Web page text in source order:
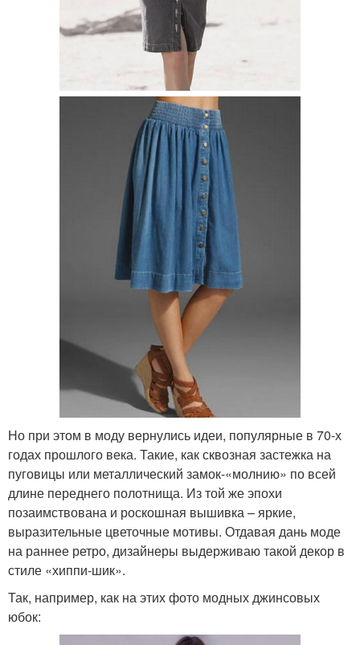
Но при этом в моду вернулись идеи, популярные в 70-х
годах прошлого века. Такие, как сквозная застежка на
пуговицы или металлический замок-«молнию» по всей
длине переднего полотнища. Из той же эпохи
позаимствована и роскошная вышивка – яркие,
выразительные цветочные мотивы. Отдавая дань моде
на раннее ретро, дизайнеры выдерживаю такой декор в
стиле «хиппи-шик».
Так, например, как на этих фото модных джинсовых
юбок: